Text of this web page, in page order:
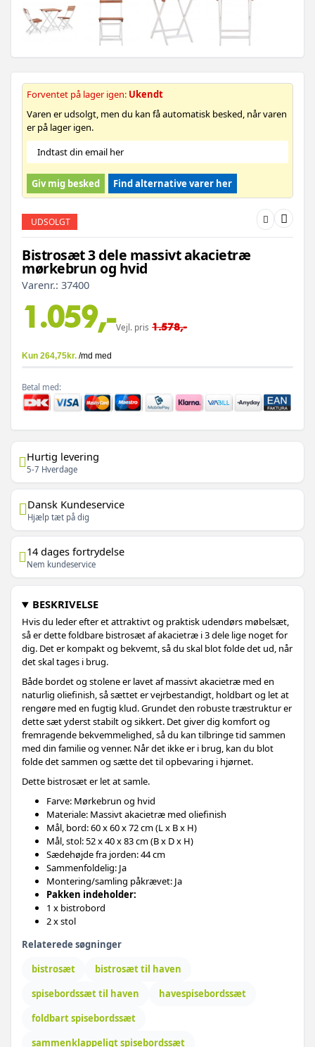
Forventet på lager igen: Ukendt
Varen er udsolgt, men du kan få automatisk besked, når varen
er på lager igen.
Giv mig besked Find alternative varer her
UDSOLGT
Bistrosæt 3 dele massivt akacietræ
mørkebrun og hvid
Varenr.: 37400
1.059,-Vejl. pris 1.578,-
Betal med:
Hurtig levering
5-7 Hverdage
Dansk Kundeservice
Hjælp tæt på dig
14 dages fortrydelse
Nem kundeservice
BESKRIVELSE
Hvis du leder efter et attraktivt og praktisk udendørs møbelsæt,
så er dette foldbare bistrosæt af akacietræ i 3 dele lige noget for
dig. Det er kompakt og bekvemt, så du skal blot folde det ud, når
det skal tages i brug.
Både bordet og stolene er lavet af massivt akacietræ med en
naturlig oliefinish, så sættet er vejrbestandigt, holdbart og let at
rengøre med en fugtig klud. Grundet den robuste træstruktur er
dette sæt yderst stabilt og sikkert. Det giver dig komfort og
fremragende bekvemmelighed, så du kan tilbringe tid sammen
med din familie og venner. Når det ikke er i brug, kan du blot
folde det sammen og sætte det til opbevaring i hjørnet.
Dette bistrosæt er let at samle.
Farve: Mørkebrun og hvid
Materiale: Massivt akacietræ med oliefinish
Mål, bord: 60 x 60 x 72 cm (L x B x H)
Mål, stol: 52 x 40 x 83 cm (B x D x H)
Sædehøjde fra jorden: 44 cm
Sammenfoldelig: Ja
Montering/samling påkrævet: Ja
Pakken indeholder:
1 x bistrobord
2 x stol
Relaterede søgninger
bistrosæt
bistrosæt til haven
spisebordssæt til haven
havespisebordssæt
foldbart spisebordssæt
sammenklappeligt spisebordssæt